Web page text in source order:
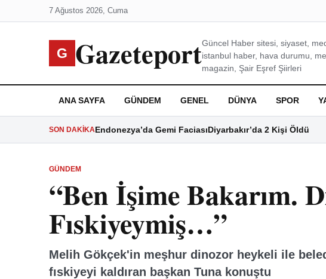
7 Ağustos 2026, Cuma
G GazeteportGüncel Haber sitesi, siyaset,
istanbul haber, hava durumu,
magazin, Şair Eşref Şiirleri
ANA SAYFA GÜNDEM GENEL DÜNYA SPOR
SON DAKIKAEndonezya’da Gemi FaciasıDiyarbakır’da 2 Kişi Öldü
GÜNDEM
“Ben İşime Bakarım.
Fıskiyeymiş…”
Melih Gökçek'in meşhur dinozor heykeli ile
fıskiyeyi kaldıran başkan Tuna konuştu